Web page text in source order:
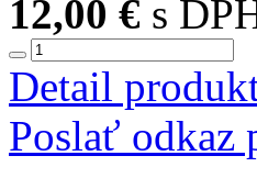
12,00 € s
Detail
Poslať odkaz